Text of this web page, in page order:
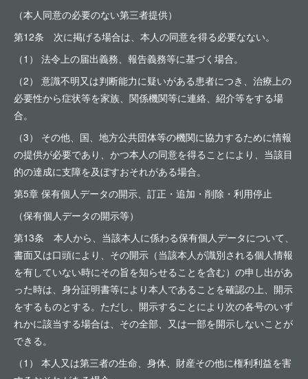
（本人同意の必要のない第三者提供）
第12条 次に掲げる場合は、本人の同意を得る必要なない。
（1） 法令上の届出義務、報告義務等に基づく場合。
（2） 意識不明又は判断能力に疑いがある患者につき、治療上の
必要性から症状等を家族、関係機関等に連絡、紹介等をする場
合。
（3） その他、国、地方公共団体等の機関に協力するために情報
の提供が必要であり、かつ本人の同意を得ることにより、当該目
的の達成に支障を及ぼすおそれがある場合。
第5章 保有個人データの開示、訂正・追加・削除・利用停止
（保有個人データの開示等）
第13条 本人から、当該本人に係わる保有個人データについて、
書面又は口頭により、その開示（当該本人が識別される個人情報
を有していない時にその旨を知らせることを含む）の申し出があ
った時は、身分証明書等により本人であることを確認の上、開示
をするものとする。ただし、開示することにより次の各号のいず
れかに該当する場合は、その全部、又は一部を開示しないことが
できる。
（1） 本人又は第三者の生命、身体、財産その他に権利利益を害